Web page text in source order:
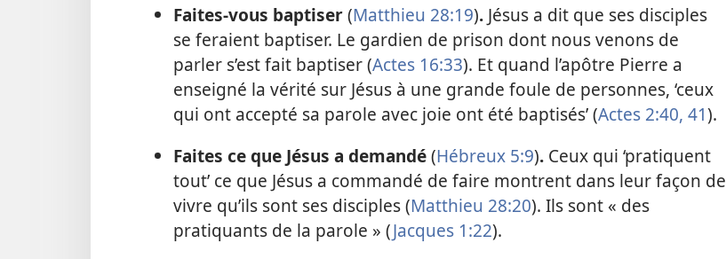
Faites-vous baptiser(Matthieu 28:19).Jésus a dit que ses disciples
se feraient baptiser. Le gardien de prison dont nous venons de
parler s’est fait baptiser (Actes 16:33). Et quand l’apôtre Pierre a
enseigné la vérité sur Jésus à une grande foule de personnes, ‘ceux
qui ont accepté sa parole avec joie ont été baptisés’ (Actes 2:40, 41).
Faites ce que Jésus a demandé(Hébreux 5:9).Ceux qui ‘pratiquent
tout’ ce que Jésus a commandé de faire montrent dans leur façon de
vivre qu’ils sont ses disciples (Matthieu 28:20). Ils sont « des
pratiquants de la parole » (Jacques 1:22).